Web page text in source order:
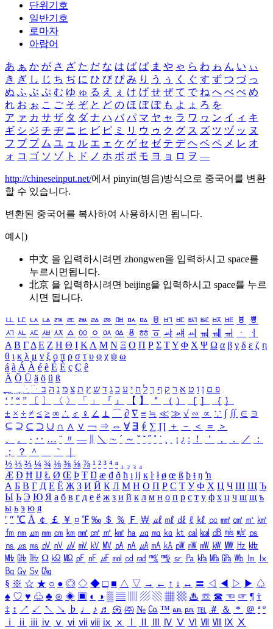
단위기호
일반기호
로마자
아랍어
あ ぁ か が さ ざ た だ な は ば ぱ ま や ゃ ら わ ゎ ん い ぃ
き ぎ し じ ち ぢ に ひ び ぴ み り う ぅ く ぐ す ず つ づ っ
ぬ ふ ぶ ぷ む ゆ ゅ る え ぇ け げ せ ぜ て で ね へ べ ぺ め
れ お ぉ こ ご そ ぞ と ど の ほ ぼ ぽ も よ ょ ろ を
ア ァ カ サ ザ タ ダ ナ ハ バ パ マ ヤ ャ ラ ワ ヮ ン イ ィ キ
ギ シ ジ チ ヂ ニ ヒ ビ ピ ミ リ ウ ゥ ク グ ス ズ ツ ヅ ッ ヌ
フ ブ プ ム ユ ュ ル エ ェ ケ ゲ セ ゼ テ デ ヘ ベ ペ メ レ オ
ォ コ ゴ ソ ゾ ト ド ノ ホ ボ ポ モ ヨ ョ ロ ヲ ―
http://chineseinput.net/에서 pinyin(병음)방식으로 중국어를 변환
할 수 있습니다.
변환된 중국어를 복사하여 사용하시면 됩니다.
예시)
中文 을 입력하시려면 zhongwen을 입력하시고 space를
누르시면됩니다.
北京 을 입력하시려면 beijing을 입력하시고 space를 누르
시면 됩니다.
ㅥ ㅦ ㅧ ㅨ ㅩ ㅪ ㅫ ㅬ ㅭ ㅮ ㅯ ㅰ ㅱ ㅲ ㅳ ㅴ ㅵ ㅶ ㅷ ㅸ
ㅹ
ㅺ ㅻ ㅼ ㅽ ㅾ ㅿ ㆀ ㆁ ㆂ ㆃ ㆄ ㆅ ㆆ ㆇ ㆈ ㆉ ㆊ ㆋ ㆌ ㆍ
ㆎ
Α Β ΓΔ Ε Ζ Η Θ Ι ΚΛ Μ Ν Ξ Ο Π Ρ Σ ΤΥ Φ Χ Ψ Ω α β γ δ ε ζ η
θ ι κ λ μ ν ξ ο π ρ σ τ υ φ χ ψ ω
á à Á À é è É È ç Ç ê
Ä Ö Ü ä ö ü ß
ִֶֹ ֻּ ׁׂ פ ם ן ו ט א ר ק ף ך ל ח י ע כ ג ד ש ץ ת צ מ נ ה ב
‘ ’ “ ” 〔 〕 〈 〉 「 」 『 』 【 】 ＂ （ ） ［ ］ ｛ ｝
± × ÷ ≠ ≤ ≥ ∞ ∴ ♂ ♀ ∠ ⊥ ⌒ ∂ ∇ ≡ ≒ ≪ ≫ √ ∽ ∝ ∵ ∫ ∬ ∈ ∋
⊆ ⊇ ⊂ ⊃ ∪ ∩ ∧ ∨ ￢ ⇒ ⇔ ∀ ∃ ∮ ∑ ∏ ＋ － ＜ ＝
＞
、
。 · ‥ … ¨ 〃 ― ＼ ∼ ´ ～ ˇ ˘ ˝ ˚ ˙ ¸ ¡ ¿ ː ！ ＇ ， ． ／
：
；
？ ＾ ｀
½ ⅓ ⅔ ¼ ¾ ⅛ ⅜ ⅝ ⅞ ¹ ² ³ ⁴ ⁿ ₁ ₂ ₃ ₄
Æ Ð Ħ Ĳ Ł Ø Œ Þ Ŧ Ŋ æ đ ð ħ ı ĳ ĸ ŀ ł ø œ ß þ ŧ ŋ ŉ
А Б В Г Д Е Ё Ж З И Й К Л М Н О П Р С Т У Ф Х Ц Ч Ш Щ Ъ
Ы Ь Э Ю Я а б в г д е ё ж з и й к л м н о п р с т у ф х ц ч ш щ ъ
ы ь э ю я
′ ″ ℃ Å ￠ ￡ ￥ ¤ ℉ ‰ ＄ ％ Ｆ ￦ ㎕ ㎖ ㎗ ℓ ㎘ ㏄ ㎣ ㎤ ㎥ ㎦
㎙ ㎚ ㎛ ㎜ ㎝ ㎞ ㎟ ㎠ ㎡ ㎢ ㏊ ㎍ ㎎ ㎏ ㏏ ㎈ ㎉ ㏈ ㎧ ㎨ ㎰
㎱ ㎲ ㎳ ㎴ ㎵ ㎶ ㎷ ㎸ ㎹ ㎀ ㎁ ㎂ ㎃ ㎄ ㎺ ㎻ ㎽ ㎾ ㎿ ㎐ ㎑
㎒ ㎓ ㎔ Ω ㏀ ㏁ ㎊ ㎋ ㎌ ㏖ ㏅ ㎭ ㎮ ㎯ ㏛ ㎩ ㎪ ㎫ ㎬ ㏝ ㏐
㏓
㏃ ㏉ ㏜ ㏆
§ ※ ☆ ★ ○ ● ◎ ◇ ◆ □ ■ △ ▽ → ← ↑ ↓ ↔ 〓 ◁ ◀ ▷ ▶ ♤
♠ ♡ ♥ ♧ ♣ ⊙ ◈ ▣ ◐ ◑ ▒ ▤ ▨ ▧ ▦ ▩ ♨ ☏ ☎ ☜ ☞ ¶ †
‡ ↕ ↗ ↙ ↖ ↘ ♭ ♩ ♪ ♬ ㉿ ㈜ № ㏇ ™ ㏂ ㏘ ℡ ＃ ＆ ＊ ＠ ª º
ⅰ
ⅱ ⅲ ⅳ ⅴ ⅵ ⅶ ⅷ ⅸ ⅹ Ⅳ Ⅴ Ⅵ Ⅶ Ⅷ Ⅸ Ⅹ